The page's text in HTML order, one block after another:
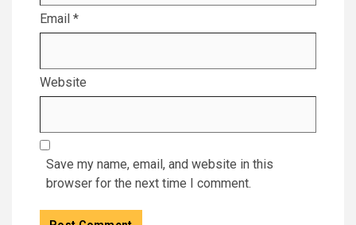
Email *
Website
Save my name, email, and website in this
browser for the next time I comment.